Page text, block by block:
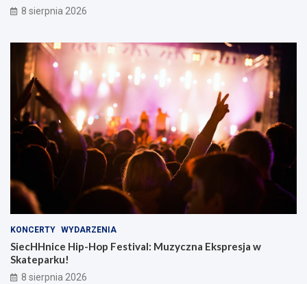
8 sierpnia 2026
KONCERTY WYDARZENIA
SiecHHnice Hip-Hop Festival: Muzyczna Ekspresja w
Skateparku!
8 sierpnia 2026